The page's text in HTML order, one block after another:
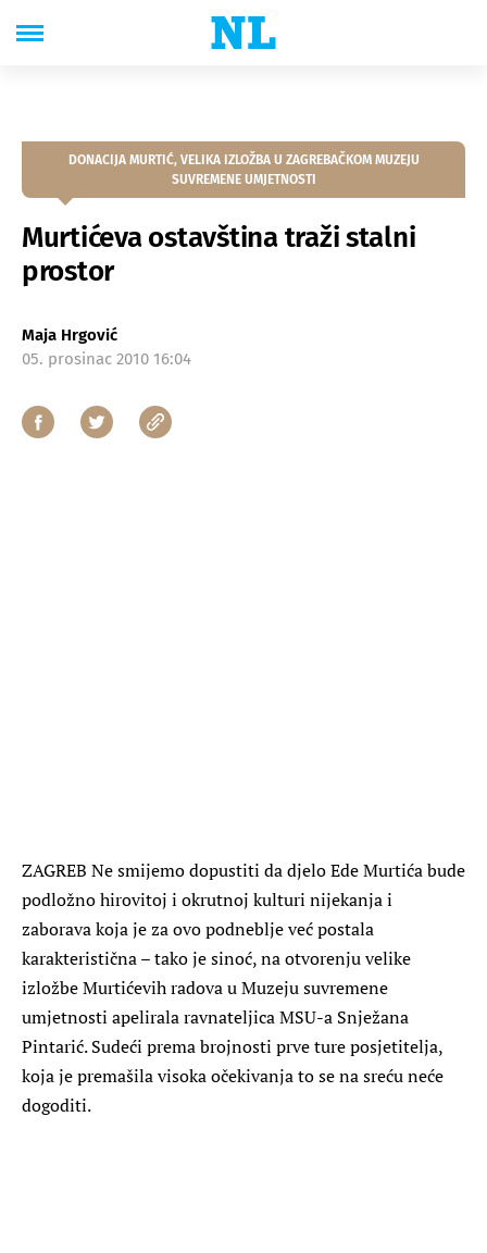
DONACIJA MURTIĆ, VELIKA IZLOŽBA U ZAGREBAČKOM MUZEJU
SUVREMENE UMJETNOSTI
Murtićeva ostavština traži stalni
prostor
Maja Hrgović
05. prosinac 2010 16:04
ZAGREB Ne smijemo dopustiti da djelo Ede Murtića bude
podložno hirovitoj i okrutnoj kulturi nijekanja i
zaborava koja je za ovo podneblje već postala
karakteristična – tako je sinoć, na otvorenju velike
izložbe Murtićevih radova u Muzeju suvremene
umjetnosti apelirala ravnateljica MSU-a Snježana
Pintarić. Sudeći prema brojnosti prve ture posjetitelja,
koja je premašila visoka očekivanja to se na sreću neće
dogoditi.